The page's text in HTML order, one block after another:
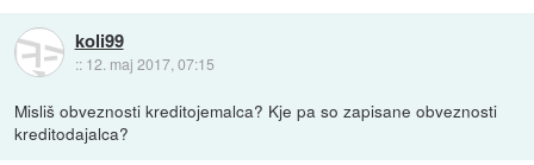
koli99
:: 12. maj 2017, 07:15
Misliš obveznosti kreditojemalca? Kje pa so zapisane obveznosti
kreditodajalca?